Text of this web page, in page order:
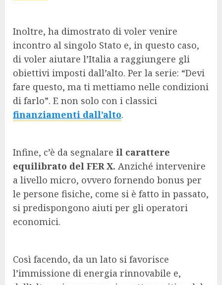
Inoltre, ha dimostrato di voler venire
incontro al singolo Stato e, in questo caso,
di voler aiutare l’Italia a raggiungere gli
obiettivi imposti dall’alto. Per la serie: “Devi
fare questo, ma ti mettiamo nelle condizioni
di farlo”. E non solo con i classici
finanziamenti dall’alto.
Infine, c’è da segnalare il carattere
equilibrato del FER X. Anziché intervenire
a livello micro, ovvero fornendo bonus per
le persone fisiche, come si è fatto in passato,
si predispongono aiuti per gli operatori
economici.
Così facendo, da un lato si favorisce
l’immissione di energia rinnovabile e,